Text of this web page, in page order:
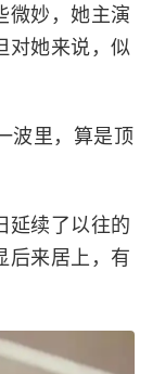
微妙，她主演
对她来说，似
波里，算是顶
延续了以往的
后来居上，有